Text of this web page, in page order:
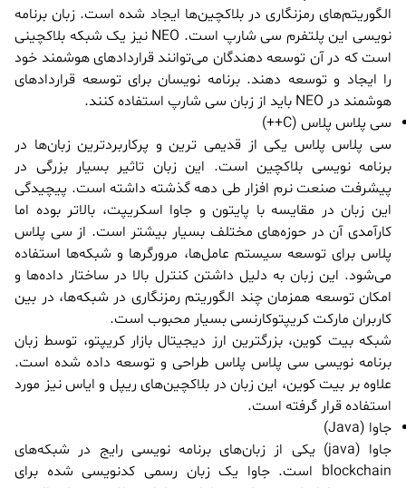
الگوریتم‌های رمزنگاری در بلاکچین‌ها ایجاد شده است. زبان برنامه
نویسی این پلتفرم سی شارپ است. NEO نیز یک شبکه بلاکچینی
است که در آن توسعه دهندگان می‌توانند قراردادهای هوشمند خود
را ایجاد و توسعه دهند. برنامه نویسان برای توسعه قراردادهای
هوشمند در NEO باید از زبان سی شارپ استفاده کنند.
سی پلاس پلاس (C++)
سی پلاس پلاس یکی از قدیمی ترین و پرکاربردترین زبان‌ها در
برنامه نویسی بلاکچین است. این زبان تاثیر بسیار بزرگی در
پیشرفت صنعت نرم افزار طی دهه گذشته داشته است. پیچیدگی
این زبان در مقایسه با پایتون و جاوا اسکریپت، بالاتر بوده اما
کارآمدی آن در حوزه‌های مختلف بسیار بیشتر است. از سی پلاس
پلاس برای توسعه سیستم عامل‌ها، مرورگرها و شبکه‌ها استفاده
می‌شود. این زبان به دلیل داشتن کنترل بالا در ساختار داده‌ها و
امکان توسعه همزمان چند الگوریتم رمزنگاری در شبکه‌ها، در بین
کاربران مارکت کریپتوکارنسی بسیار محبوب است.
شبکه بیت کوین، بزرگترین ارز دیجیتال بازار کریپتو، توسط زبان
برنامه نویسی سی پلاس پلاس طراحی و توسعه داده شده است.
علاوه بر بیت کوین، این زبان در بلاکچین‌های ریپل و ایاس نیز مورد
استفاده قرار گرفته است.
جاوا (Java)
جاوا (java) یکی از زبان‌های برنامه نویسی رایج در شبکه‌های
blockchain است. جاوا یک زبان رسمی کدنویسی شده برای